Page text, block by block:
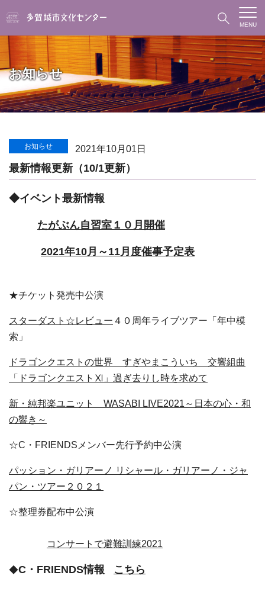
MENU
お知らせ
お知らせ 2021年10月01日
最新情報更新（10/1更新）
◆イベント最新情報
たがぶん自習室１０月開催
2021年10月～11月度催事予定表
★チケット発売中公演
スターダスト☆レビュー ４０周年ライブツアー「年中模
索」
ドラゴンクエストの世界 すぎやまこういち 交響組曲
「ドラゴンクエストⅪ」過ぎ去りし時を求めて
新・純邦楽ユニット WASABI LIVE2021～日本の心・和
の響き～
☆C・FRIENDSメンバー先行予約中公演
パッション・ガリアーノ リシャール・ガリアーノ・ジャ
パン・ツアー２０２１
☆整理券配布中公演
コンサートで避難訓練2021
◆C・FRIENDS情報 こちら